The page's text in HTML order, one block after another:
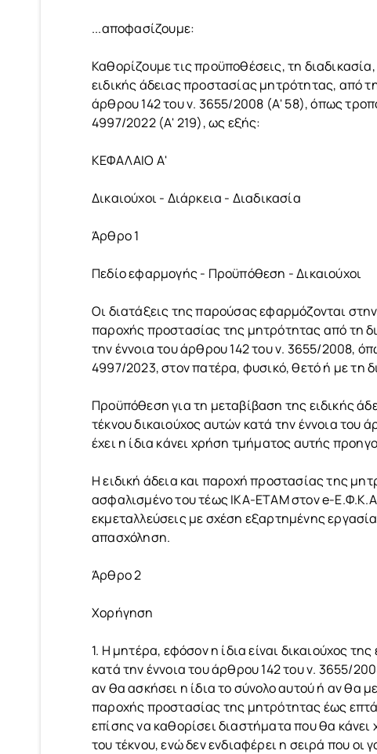
...αποφασίζουμε:
Καθορίζουμε τις προϋποθέσεις, τη
ειδικής άδειας προστασίας μητρότητας, από
άρθρου 142 του ν. 3655/2008 (Α' 58), όπως
4997/2022 (Α' 219), ως εξής:
ΚΕΦΑΛΑΙΟ Α'
Δικαιούχοι - Διάρκεια - Διαδικασία
Άρθρο 1
Πεδίο εφαρμογής - Προϋπόθεση - Δικαιούχοι
Οι διατάξεις της παρούσας εφαρμόζονται
παροχής προστασίας της μητρότητας από τη
την έννοια του άρθρου 142 του ν. 3655/2008,
4997/2023, στον πατέρα, φυσικό, θετό ή με τη
Προϋπόθεση για τη μεταβίβαση της ειδικής
τέκνου δικαιούχος αυτών κατά την έννοια του
έχει η ίδια κάνει χρήση τμήματος αυτής
Η ειδική άδεια και παροχή προστασίας της
ασφαλισμένο του τέως ΙΚΑ-ΕΤΑΜ στον e-
εκμεταλλεύσεις με σχέση εξαρτημένης
απασχόληση.
Άρθρο 2
Χορήγηση
1. Η μητέρα, εφόσον η ίδια είναι δικαιούχος
κατά την έννοια του άρθρου 142 του ν. 3655/
αν θα ασκήσει η ίδια το σύνολο αυτού ή αν θα
παροχής προστασίας της μητρότητας έως
επίσης να καθορίσει διαστήματα που θα κάνει
του τέκνου, ενώ δεν ενδιαφέρει η σειρά που